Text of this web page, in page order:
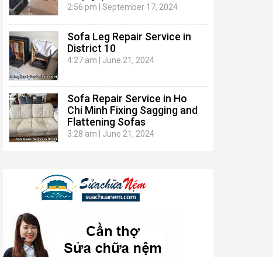
2:56 pm September 17, 2024
Sofa Leg Repair Service in
District 10
4:27 am June 21, 2024
Sofa Repair Service in Ho
Chi Minh Fixing Sagging and
Flattening Sofas
3:28 am June 21, 2024